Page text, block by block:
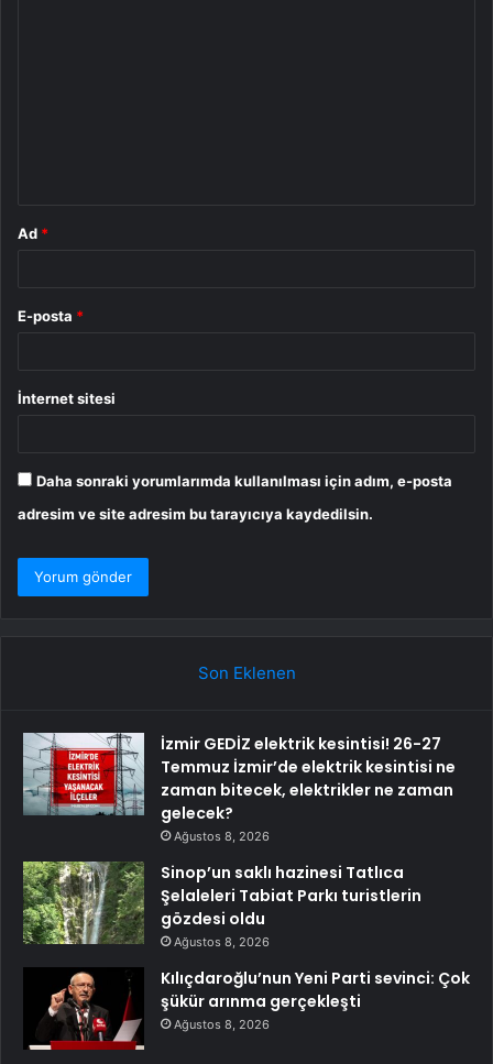
Ad *
E-posta *
İnternet sitesi
Daha sonraki yorumlarımda kullanılması için adım, e-posta
adresim ve site adresim bu tarayıcıya kaydedilsin.
Son Eklenen
İzmir GEDİZ elektrik kesintisi! 26-27
Temmuz İzmir’de elektrik kesintisi ne
zaman bitecek, elektrikler ne zaman
gelecek?
Ağustos 8, 2026
Sinop’un saklı hazinesi Tatlıca
Şelaleleri Tabiat Parkı turistlerin
gözdesi oldu
Ağustos 8, 2026
Kılıçdaroğlu’nun Yeni Parti sevinci: Çok
şükür arınma gerçekleşti
Ağustos 8, 2026